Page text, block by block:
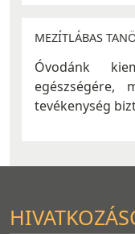
MEZÍTLÁBAS
Óvodánk
egészségére,
tevékenység